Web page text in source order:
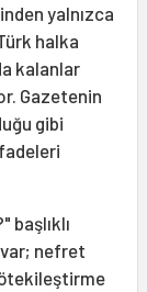
yalnız­ca
halka
kalanlar
Gazetenin
gibi
başlıklı
nefret
ötekileştirme